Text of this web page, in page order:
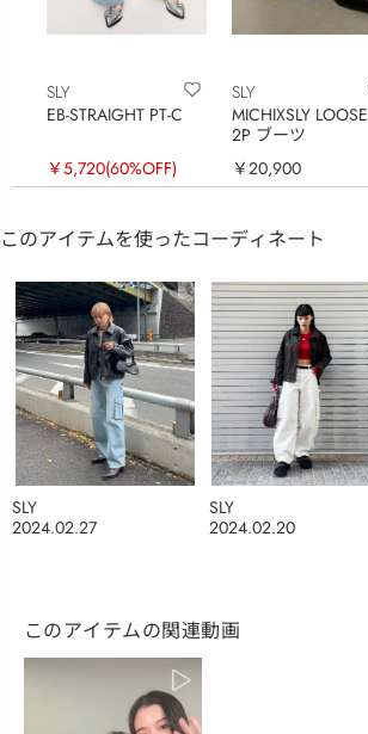
SLY
EB-STRAIGHT PT-C
￥5,720(60%OFF)
SLY
MICHIXSLY LOOSE
2P ブーツ
￥20,900
このアイテムを使ったコーディネート
2024.02.27
SLY
2024.02.20
SLY
このアイテムの関連動画